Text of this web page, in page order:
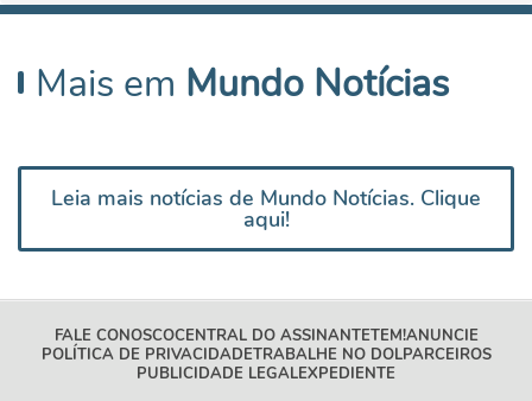
Mais em Mundo Notícias
Leia mais notícias de Mundo Notícias. Clique
aqui!
FALE CONOSCOCENTRAL DO ASSINANTETEM!ANUNCIE
POLÍTICA DE PRIVACIDADETRABALHE NO DOLPARCEIROS
PUBLICIDADE LEGALEXPEDIENTE